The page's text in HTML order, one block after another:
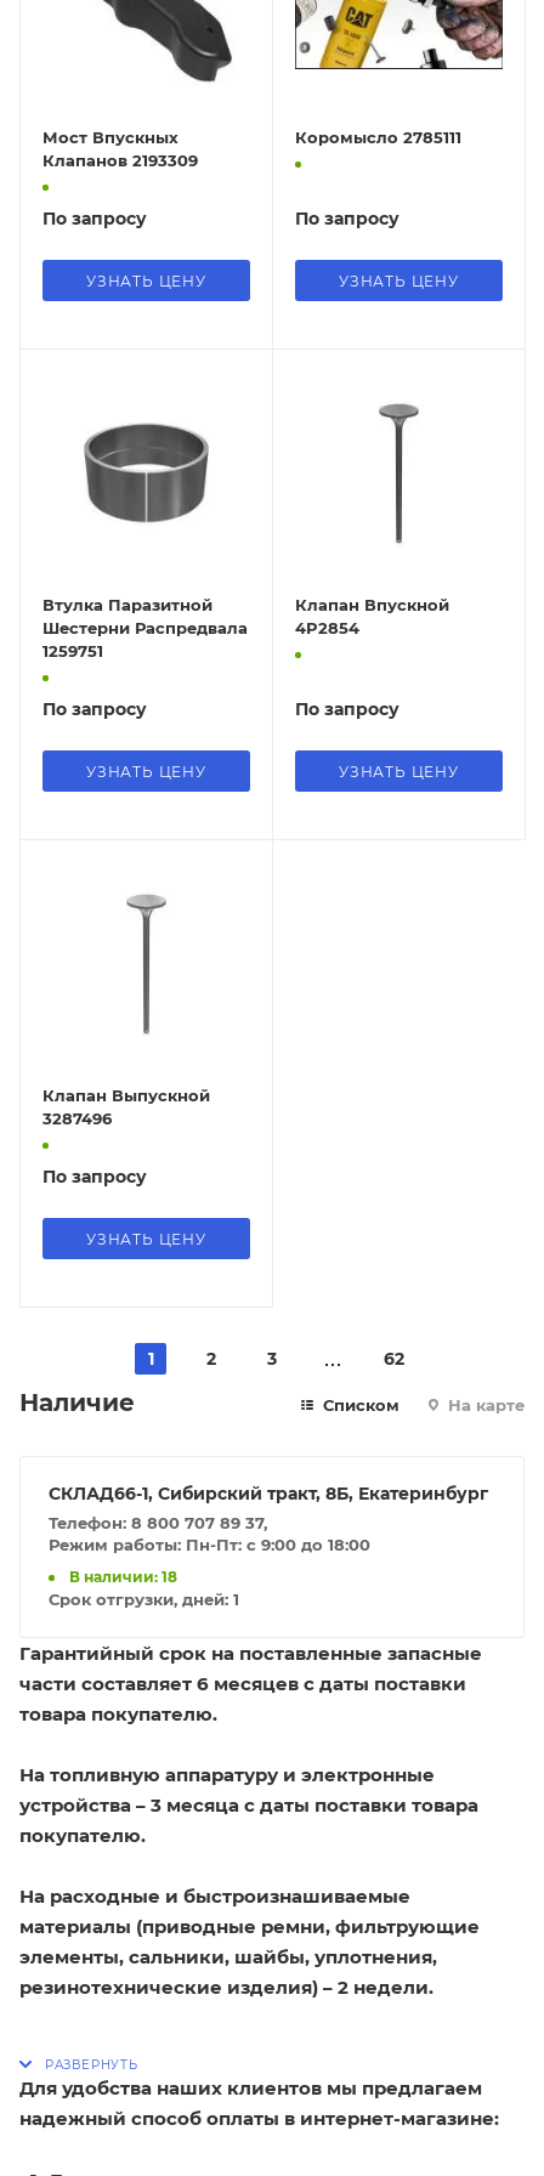
Мост Впускных
Клапанов 2193309
По запросу
УЗНАТЬ ЦЕНУ
Коромысло 2785111
По запросу
УЗНАТЬ ЦЕНУ
Втулка Паразитной
Шестерни Распредвала
1259751
По запросу
УЗНАТЬ ЦЕНУ
Клапан Впускной
4P2854
По запросу
УЗНАТЬ ЦЕНУ
Клапан Выпускной
3287496
По запросу
УЗНАТЬ ЦЕНУ
1 2 3 62
Наличие Списком На карте
СКЛАД66-1, Сибирский тракт, 8Б, Екатеринбург
Телефон: 8 800 707 89 37,
Режим работы: Пн-Пт: с 9:00 до 18:00
В наличии: 18
Срок отгрузки, дней: 1
Гарантийный срок на поставленные запасные
части составляет 6 месяцев с даты поставки
товара покупателю.
На топливную аппаратуру и электронные
устройства – 3 месяца с даты поставки товара
покупателю.
На расходные и быстроизнашиваемые
материалы (приводные ремни, фильтрующие
элементы, сальники, шайбы, уплотнения,
резинотехнические изделия) – 2 недели.
Для удобства наших клиентов мы предлагаем
надежный способ оплаты в интернет-магазине: